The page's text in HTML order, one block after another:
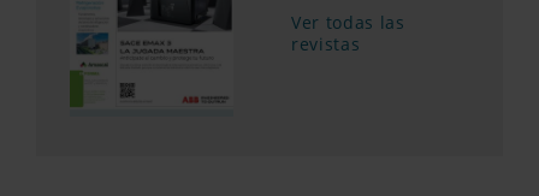
Ver todas las
revistas